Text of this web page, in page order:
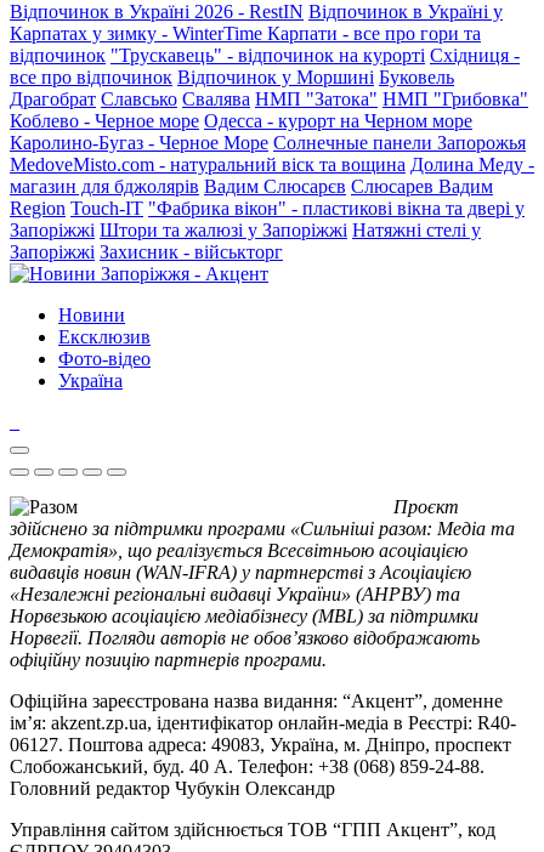
Відпочинок в Україні 2026 - RestIN Відпочинок в Україні у
Карпатах у зимку - WinterTime Карпати - все про гори та
відпочинок "Трускавець" - відпочинок на курорті Східниця -
все про відпочинок Відпочинок у Моршині Буковель
Драгобрат Славсько Свалява НМП "Затока" НМП "Грибовка"
Коблево - Черное море Одесса - курорт на Черном море
Каролино-Бугаз - Черное Море Солнечные панели Запорожья
MedoveMisto.com - натуральний віск та вощина Долина Меду -
магазин для бджолярів Вадим Слюсарєв Слюсарев Вадим
Region Touch-IT "Фабрика вікон" - пластикові вікна та двері у
Запоріжжі Штори та жалюзі у Запоріжжі Натяжні стелі у
Запоріжжі Захисник - військторг
Новини
Ексклюзив
Фото-відео
Україна
Проєкт
здійснено за підтримки програми «Сильніші разом: Медіа та
Демократія», що реалізується Всесвітньою асоціацією
видавців новин (WAN-IFRA) у партнерстві з Асоціацією
«Незалежні регіональні видавці України» (АНРВУ) та
Норвезькою асоціацією медіабізнесу (MBL) за підтримки
Норвегії. Погляди авторів не обов’язково відображають
офіційну позицію партнерів програми.
Офіційна зареєстрована назва видання: “Акцент”, доменне
ім’я: akzent.zp.ua, ідентифікатор онлайн-медіа в Реєстрі: R40-
06127. Поштова адреса: 49083, Україна, м. Дніпро, проспект
Слобожанський, буд. 40 А. Телефон: +38 (068) 859-24-88.
Головний редактор Чубукін Олександр
Управління сайтом здійснюється ТОВ “ГПП Акцент”, код